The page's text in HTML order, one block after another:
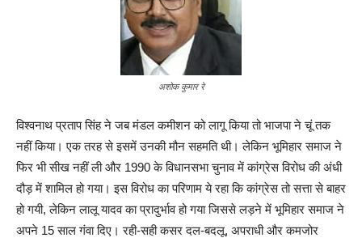
अशोक कुमार रे
विश्वनाथ प्रताप सिंह ने जब मंडल कमीशन को लागू किया तो भाजपा ने चूं तक
नहीं किया। एक तरह से इसमें उनकी मौन सहमति थी। लेकिन भूमिहार समाज ने
फिर भी सीख नहीं ली और 1990 के विधानसभा चुनाव में कांग्रेस विरोध की अंधी
दौड़ में शामिल हो गया। इस विरोध का परिणाम ये रहा कि कांग्रेस तो सत्ता से बाहर
हो गयी, लेकिन लालू यादव का प्रादुर्भाव हो गया जिससे लड़ने में भूमिहार समाज ने
अपने 15 साल गंवा दिए। रही-सही कसर दल-बदलू, अपराधी और कमजोर